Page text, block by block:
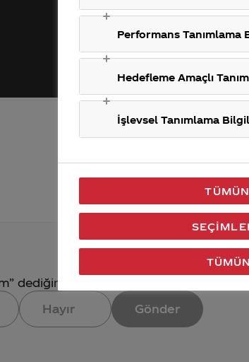
dediğin konuya verdiğimiz cevap
Hayır Gönder
Performans Tanımlama
Hedefleme Amaçlı
İşlevsel Tanımlama